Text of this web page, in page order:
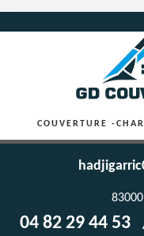
COUVERTURE -
04 82 29 44 53